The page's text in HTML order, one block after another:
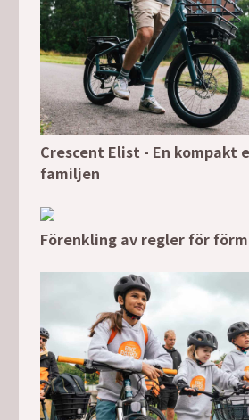
Crescent Elist - En kompakt
familjen
Förenkling av regler för